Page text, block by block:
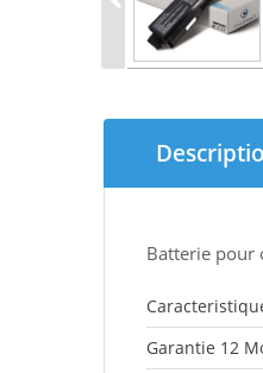
Batterie pour
Garantie 12